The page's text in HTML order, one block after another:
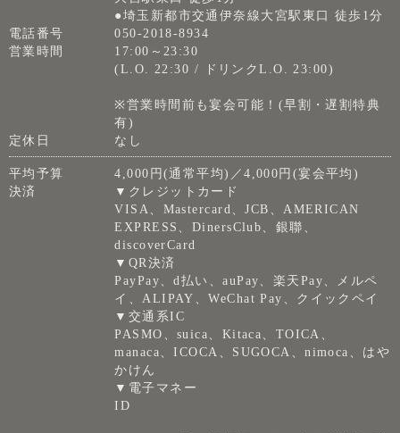
●埼玉新都市交通伊奈線大宮駅東口 徒歩1分
電話番号
050-2018-8934
営業時間
17:00～23:30
(L.O. 22:30 / ドリンクL.O. 23:00)
※営業時間前も宴会可能！(早割・遅割特典
有)
定休日
なし
平均予算
4,000円(通常平均)／4,000円(宴会平均)
決済
▼クレジットカード
VISA、Mastercard、JCB、AMERICAN
EXPRESS、DinersClub、銀聯、
discoverCard
▼QR決済
PayPay、d払い、auPay、楽天Pay、メルペ
イ、ALIPAY、WeChat Pay、クイックペイ
▼交通系IC
PASMO、suica、Kitaca、TOICA、
manaca、ICOCA、SUGOCA、nimoca、はや
かけん
▼電子マネー
ID